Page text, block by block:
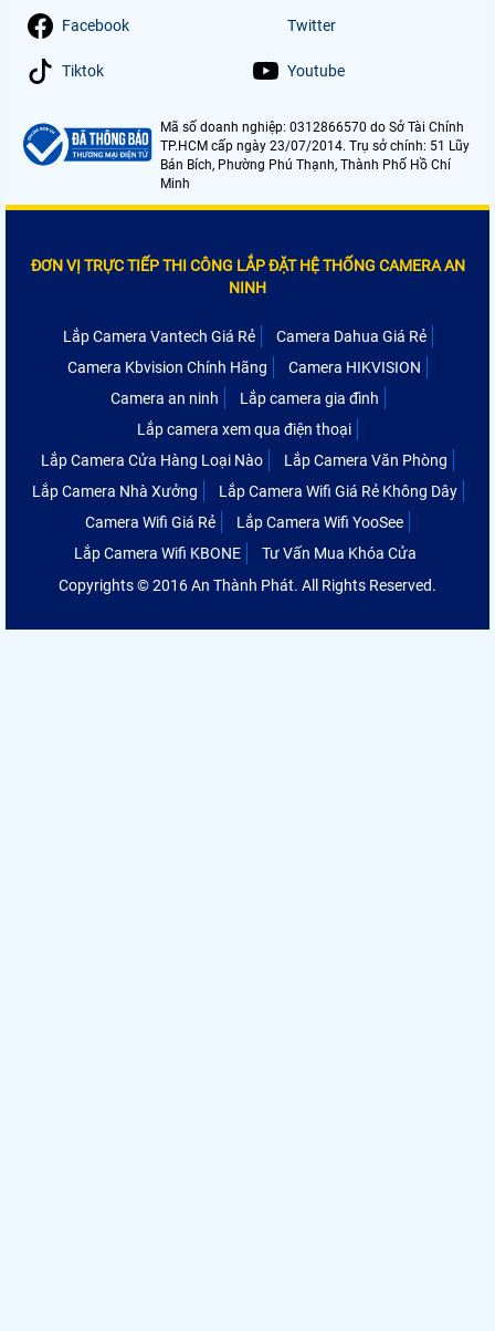
Facebook Twitter
Tiktok Youtube
Mã số doanh nghiệp: 0312866570 do Sở Tài Chính
TP.HCM cấp ngày 23/07/2014. Trụ sở chính: 51 Lũy
Bán Bích, Phường Phú Thạnh, Thành Phố Hồ Chí
Minh
ĐƠN VỊ TRỰC TIẾP THI CÔNG LẮP ĐẶT HỆ THỐNG CAMERA AN
NINH
Lắp Camera Vantech Giá Rẻ
Camera Dahua Giá Rẻ
Camera Kbvision Chính Hãng
Camera HIKVISION
Camera an ninh
Lắp camera gia đình
Lắp camera xem qua điện thoại
Lắp Camera Cửa Hàng Loại Nào
Lắp Camera Văn Phòng
Lắp Camera Nhà Xưởng
Lắp Camera Wifi Giá Rẻ Không Dây
Camera Wifi Giá Rẻ
Lắp Camera Wifi YooSee
Lắp Camera Wifi KBONE
Tư Vấn Mua Khóa Cửa
Copyrights © 2016 An Thành Phát. All Rights Reserved.